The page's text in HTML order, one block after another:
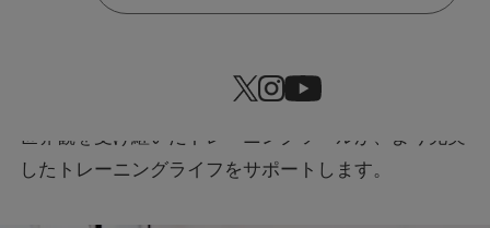
能性とデザイン性を兼ね備えたツールの数々。
本格的かつスタイリッシュな「SIXPAD」ならではの
世界観を受け継いだトレーニングツールが、より充実
したトレーニングライフをサポートします。